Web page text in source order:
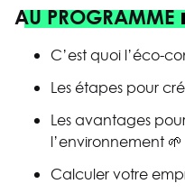
AU PROGRAMME
C’est quoi l’éco-
Les étapes pour
Les avantages
l’environnement 🌱
Calculer votre